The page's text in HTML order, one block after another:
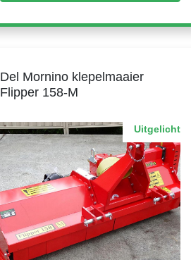
Del Mornino klepelmaaier
Flipper 158-M
Uitgelicht